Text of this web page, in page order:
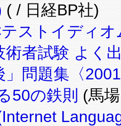
( / 日経BP社)
ストイディオ
術者試験 よく
」問題集〈
50の鉄則 (馬